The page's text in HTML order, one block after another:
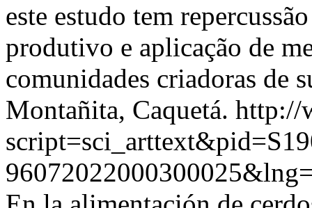
este estudo tem
produtivo e aplicação de
comunidades criadoras de
Montañita, Caquetá. http://